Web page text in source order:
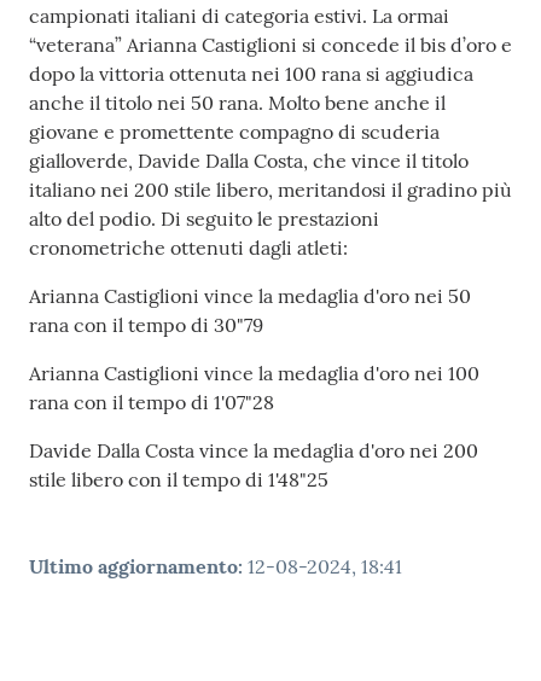
Chi siamo
Cosa facciamo
Comunicazione
Concorsi
Istituti di
campionati italiani di categoria estivi. La ormai
“veterana” Arianna Castiglioni si concede il bis d’oro e
dopo la vittoria ottenuta nei 100 rana si aggiudica
anche il titolo nei 50 rana. Molto bene anche il
giovane e promettente compagno di scuderia
gialloverde, Davide Dalla Costa, che vince il titolo
italiano nei 200 stile libero, meritandosi il gradino più
alto del podio. Di seguito le prestazioni
cronometriche ottenuti dagli atleti:
Arianna Castiglioni vince la medaglia d'oro nei 50
rana con il tempo di 30"79
Arianna Castiglioni vince la medaglia d'oro nei 100
rana con il tempo di 1'07"28
Davide Dalla Costa vince la medaglia d'oro nei 200
stile libero con il tempo di 1'48"25
Ultimo aggiornamento: 12-08-2024, 18:41